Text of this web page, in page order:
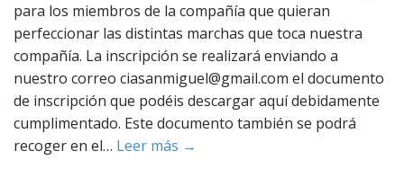
para los miembros de la compañía que quieran
perfeccionar las distintas marchas que toca nuestra
compañía. La inscripción se realizará enviando a
nuestro correo ciasanmiguel@gmail.com el documento
de inscripción que podéis descargar aquí debidamente
cumplimentado. Este documento también se podrá
recoger en el… Leer más →